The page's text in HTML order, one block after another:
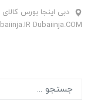
دبی اینجا بورس
Dubaiinja.COM